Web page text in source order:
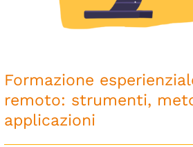
Formazione
remoto: strumenti,
applicazioni